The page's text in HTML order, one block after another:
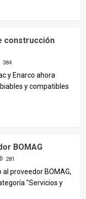
construcción
384
y Enarco ahora
y compatibles
BOMAG
281
proveedor BOMAG,
"Servicios y